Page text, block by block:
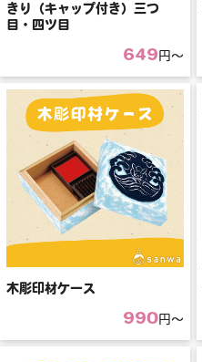
きり（キャップ付き）三つ
目・四ツ目
649 円〜
木彫印材ケース
990円〜